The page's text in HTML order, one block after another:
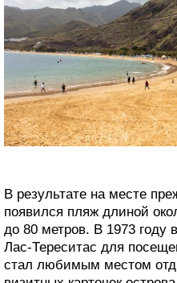
изменить ситуацию и
полноценный городской
сложным и долгим:
концепцию защиты
несколько лет ушло на
государственными
Основной задачей стало
спокойной.
ступенчатое дно, чтобы
песчаный слой обратно в
Сахарский песок на
Ключевым этапом проекта